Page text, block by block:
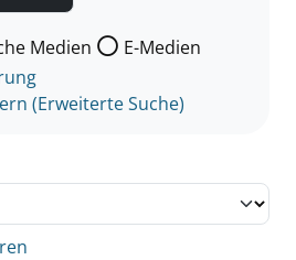
nach der Sie suchen wollen.
Medien
E-Medien
(Erweiterte Suche)